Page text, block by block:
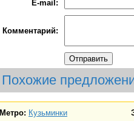
E-mail:
Комментарий:
Похожие
Метро: Кузьминки